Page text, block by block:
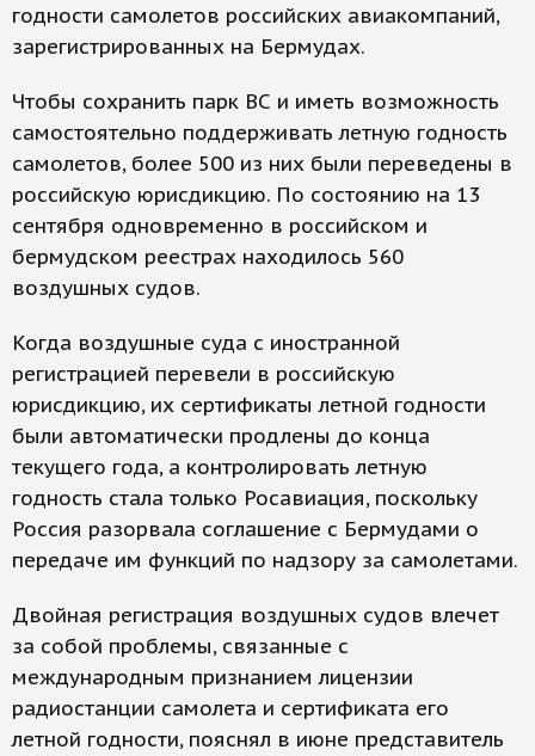
годности самолетов российских авиакомпаний,
зарегистрированных на Бермудах.
Чтобы сохранить парк ВС и иметь возможность
самостоятельно поддерживать летную годность
самолетов, более 500 из них были переведены в
российскую юрисдикцию. По состоянию на 13
сентября одновременно в российском и
бермудском реестрах находилось 560
воздушных судов.
Когда воздушные суда с иностранной
регистрацией перевели в российскую
юрисдикцию, их сертификаты летной годности
были автоматически продлены до конца
текущего года, а контролировать летную
годность стала только Росавиация, поскольку
Россия разорвала соглашение с Бермудами о
передаче им функций по надзору за самолетами.
Двойная регистрация воздушных судов влечет
за собой проблемы, связанные с
международным признанием лицензии
радиостанции самолета и сертификата его
летной годности, пояснял в июне представитель